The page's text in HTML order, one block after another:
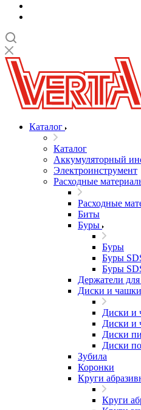
Каталог
Каталог
Аккумуляторный
Электроинструмент
Расходные
Расходные
Биты
Буры
Буры
Буры
Буры
Держатели
Диски и
Диски
Диски и
Диски
Диски
Зубила
Коронки
Круги
Круги